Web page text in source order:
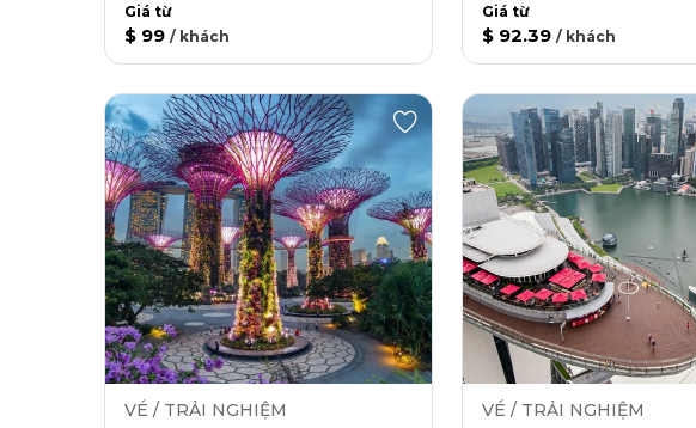
Giá từ
$ 99 / khách
Giá từ
$ 92.39 / khách
VÉ / TRẢI NGHIỆM VÉ / TRẢI NGHIỆM